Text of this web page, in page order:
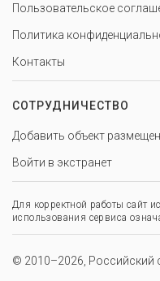
Пользовательское
Политика
Контакты
СОТРУДНИЧЕСТВО
Добавить объект
Войти в экстранет
Для корректной работы сайт
использования сервиса
© 2010–2026, Российский